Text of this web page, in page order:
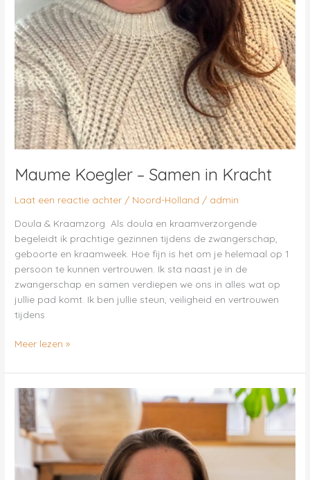
Maume Koegler – Samen in Kracht
Laat een reactie achter / Noord-Holland / admin
Doula & Kraamzorg ​Als doula en kraamverzorgende
begeleidt ik prachtige gezinnen tijdens de zwangerschap,
geboorte en kraamweek. Hoe fijn is het om je helemaal op 1
persoon te kunnen vertrouwen. Ik sta naast je in de
zwangerschap en samen verdiepen we ons in alles wat op
jullie pad komt. Ik ben jullie steun, veiligheid en vertrouwen
tijdens
Meer lezen »
Marith
Bakx
In
Geboren